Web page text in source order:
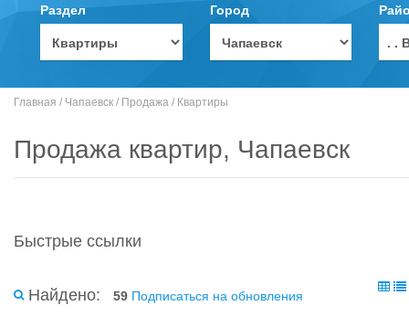
Раздел Город
. .
Главная / Чапаевск / Продажа / Квартиры
Продажа квартир, Чапаевск
Быстрые ссылки
Найдено: 59 Подписаться на обновления